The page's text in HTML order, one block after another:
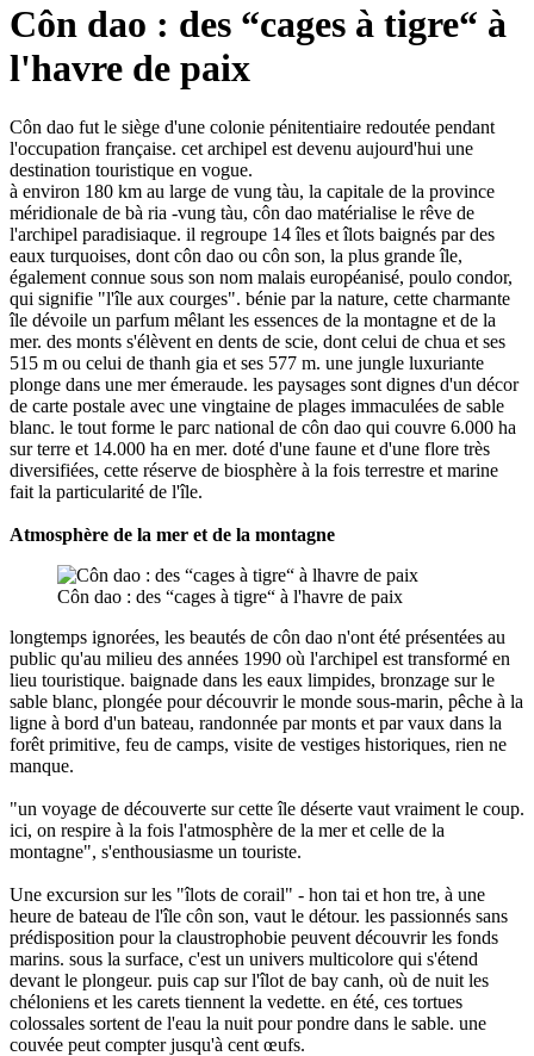
Côn dao : des “cages à tigre“ à
l'havre de paix
Côn dao fut le siège d'une colonie pénitentiaire redoutée pendant
l'occupation française. cet archipel est devenu aujourd'hui une
destination touristique en vogue.
à environ 180 km au large de vung tàu, la capitale de la province
méridionale de bà ria -vung tàu, côn dao matérialise le rêve de
l'archipel paradisiaque. il regroupe 14 îles et îlots baignés par des
eaux turquoises, dont côn dao ou côn son, la plus grande île,
également connue sous son nom malais européanisé, poulo condor,
qui signifie "l'île aux courges". bénie par la nature, cette charmante
île dévoile un parfum mêlant les essences de la montagne et de la
mer. des monts s'élèvent en dents de scie, dont celui de chua et ses
515 m ou celui de thanh gia et ses 577 m. une jungle luxuriante
plonge dans une mer émeraude. les paysages sont dignes d'un décor
de carte postale avec une vingtaine de plages immaculées de sable
blanc. le tout forme le parc national de côn dao qui couvre 6.000 ha
sur terre et 14.000 ha en mer. doté d'une faune et d'une flore très
diversifiées, cette réserve de biosphère à la fois terrestre et marine
fait la particularité de l'île.
Atmosphère de la mer et de la montagne
Côn dao : des “cages à tigre“ à l'havre de paix
longtemps ignorées, les beautés de côn dao n'ont été présentées au
public qu'au milieu des années 1990 où l'archipel est transformé en
lieu touristique. baignade dans les eaux limpides, bronzage sur le
sable blanc, plongée pour découvrir le monde sous-marin, pêche à la
ligne à bord d'un bateau, randonnée par monts et par vaux dans la
forêt primitive, feu de camps, visite de vestiges historiques, rien ne
manque.
"un voyage de découverte sur cette île déserte vaut vraiment le coup.
ici, on respire à la fois l'atmosphère de la mer et celle de la
montagne", s'enthousiasme un touriste.
Une excursion sur les "îlots de corail" - hon tai et hon tre, à une
heure de bateau de l'île côn son, vaut le détour. les passionnés sans
prédisposition pour la claustrophobie peuvent découvrir les fonds
marins. sous la surface, c'est un univers multicolore qui s'étend
devant le plongeur. puis cap sur l'îlot de bay canh, où de nuit les
chéloniens et les carets tiennent la vedette. en été, ces tortues
colossales sortent de l'eau la nuit pour pondre dans le sable. une
couvée peut compter jusqu'à cent œufs.